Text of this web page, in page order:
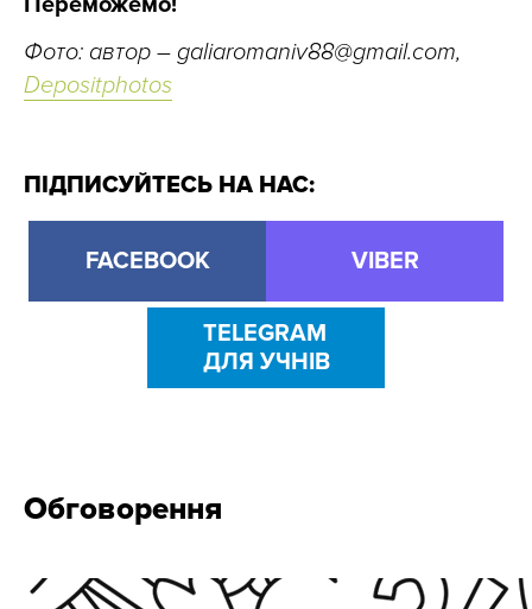
Фото: автор – galiaromaniv88@gmail.com,
Depositphotos
ПІДПИСУЙТЕСЬ НА НАС:
FACEBOOK VIBER
TELEGRAM
ДЛЯ УЧНІВ
Обговорення